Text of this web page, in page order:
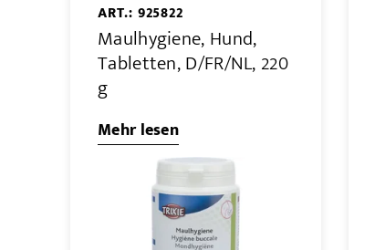
ART.: 925822
Maulhygiene, Hund,
Tabletten, D/FR/NL, 220
g
Mehr lesen